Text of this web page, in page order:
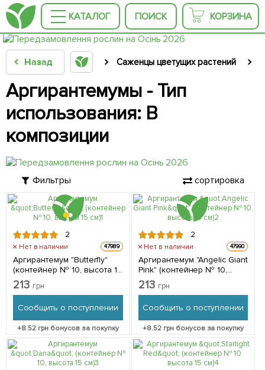
КАТАЛОГ ПОИСК КОРЗИНА
Назад Саженцы цветущих растений
Аргирантемумы - Тип
использования: В
композиции
Фильтры сортировка
2
Нет в наличии 47989
Аргирантемум "Butterfly"
(контейнер № 10, высота 15
см) 1 саженец в упаковке
213 грн
Сообщить о поступлении
+8.52 грн бонусов за покупку
2
Нет в наличии 47990
Аргирантемум "Angelic Giant
Pink" (контейнер № 10,
высота 15 см) 1 саженец в
упаковке
213 грн
Сообщить о поступлении
+8.52грн бонусов за покупку